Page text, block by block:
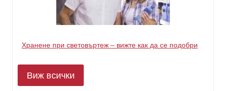
Хранене при световъртеж – вижте как да се подобри
Виж всички